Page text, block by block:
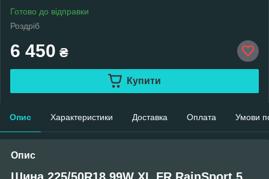
Готово до відправки
Роздріб
6 450 ₴
Купити
Опис Характеристики Доставка Оплата Умови
Опис